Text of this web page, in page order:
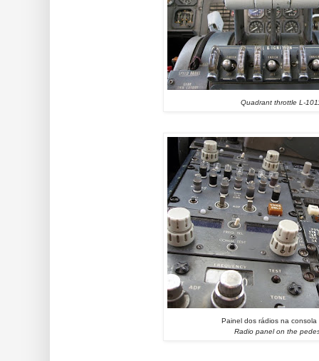
Quadrant throttle L-
Painel dos rádios na consola
Radio panel on the